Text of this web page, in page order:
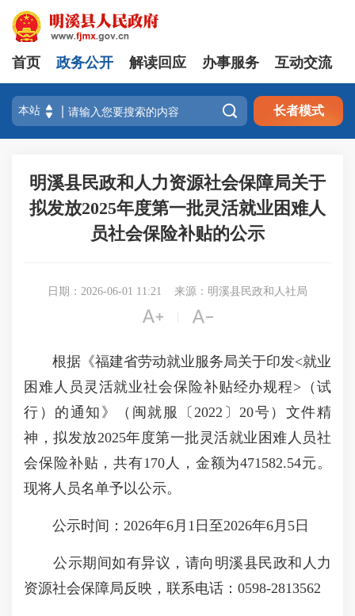
首页 政务公开 解读回应 办事服务 互动交流
 长者模式
明溪县民政和人力资源社会保障局关于
拟发放2025年度第一批灵活就业困难人
员社会保险补贴的公示
日期：2026-06-01 11:21 来源：明溪县民政和人社局
 
根据《福建省劳动就业服务局关于印发<就业
困难人员灵活就业社会保险补贴经办规程>（试
行）的通知》（闽就服〔2022〕20号）文件精
神，拟发放2025年度第一批灵活就业困难人员社
会保险补贴，共有170人，金额为471582.54元。
现将人员名单予以公示。
公示时间：2026年6月1日至2026年6月5日
公示期间如有异议，请向明溪县民政和人力
资源社会保障局反映，联系电话：0598-2813562